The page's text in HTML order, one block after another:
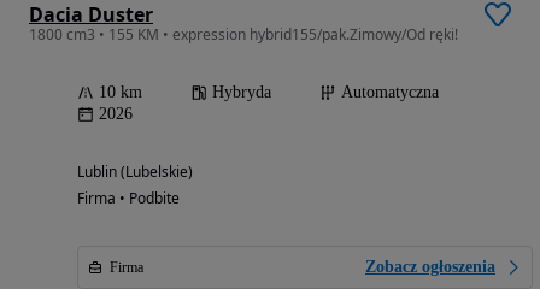
Dacia Duster
1800 cm3 • 155 KM • expression hybrid155/pak.Zimowy/Od ręki!
10 km Hybryda
Automatyczna
2026
Lublin (Lubelskie)
Firma • Podbite
Firma Zobacz ogłoszenia